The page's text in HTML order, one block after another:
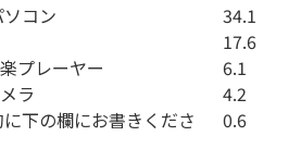
コン
プレーヤー
ラ
下の欄にお書きくださ
34.1
17.6
6.1
4.2
0.6